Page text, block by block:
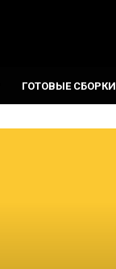
ГОТОВЫЕ СБОРКИ